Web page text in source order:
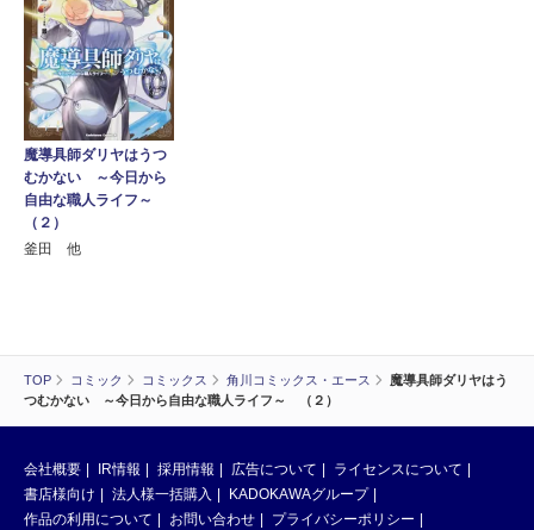
TOP コミック コミックス 角川コミックス・エース
魔導具師ダリヤはう
つむかない ～今日から自由な職人ライフ～ （２）
魔導具師ダリヤはうつ
むかない ～今日から
自由な職人ライフ～
（２）
釜田 他
会社概要 IR情報 採用情報 広告について
ライセンスについて
書店様向け
法人様一括購入
KADOKAWAグループ
作品の利用について
お問い合わせ プライバシーポリシー